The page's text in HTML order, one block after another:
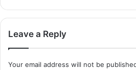
Leave a Reply
Your email address will not be